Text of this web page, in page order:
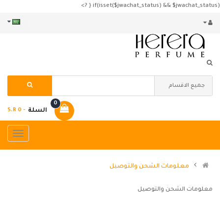
if(isset($jwachat_status) && $jwachat_status) { ?>
السلة
0
- S.R 0
معلومات الشحن والتوصيل
معلومات الشحن والتوصيل